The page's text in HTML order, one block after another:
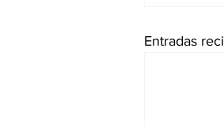
Entradas